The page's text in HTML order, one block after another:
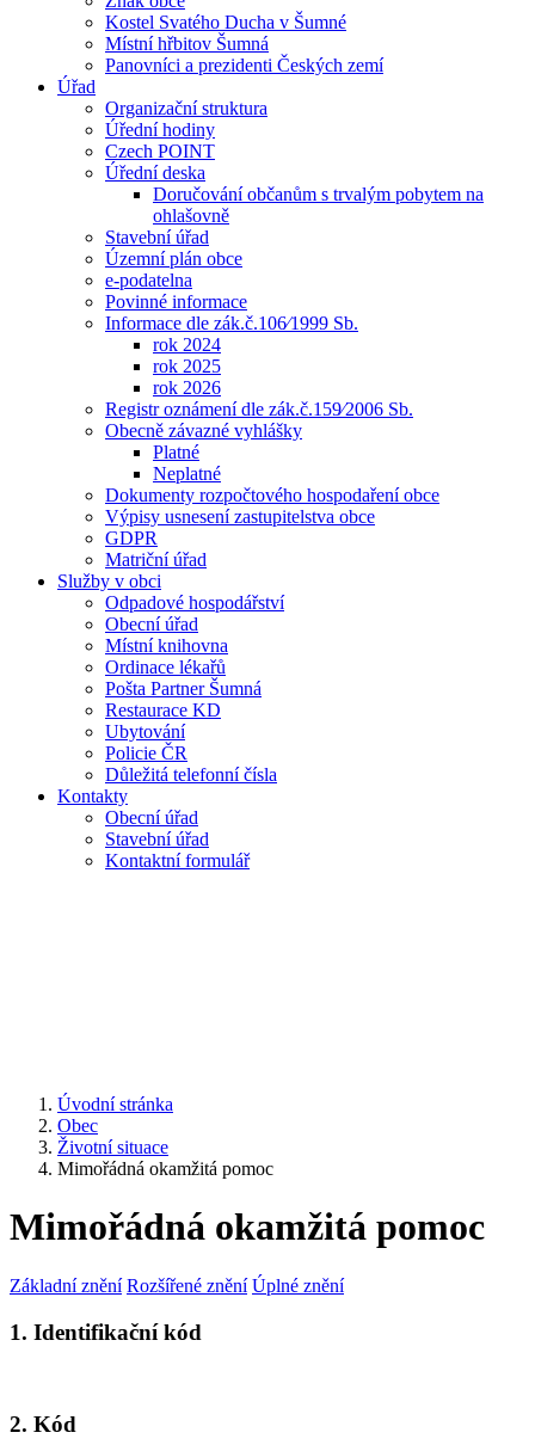
Kostel Svatého Ducha v Šumné
Místní hřbitov Šumná
Panovníci a prezidenti Českých zemí
Úřad
Organizační struktura
Úřední hodiny
Czech POINT
Úřední deska
Doručování občanům s trvalým pobytem na
ohlašovně
Stavební úřad
Územní plán obce
e-podatelna
Povinné informace
Informace dle zák.č.106⁄1999 Sb.
rok 2024
rok 2025
rok 2026
Registr oznámení dle zák.č.159⁄2006 Sb.
Obecně závazné vyhlášky
Platné
Neplatné
Dokumenty rozpočtového hospodaření obce
Výpisy usnesení zastupitelstva obce
GDPR
Matriční úřad
Služby v obci
Odpadové hospodářství
Obecní úřad
Místní knihovna
Ordinace lékařů
Pošta Partner Šumná
Restaurace KD
Ubytování
Policie ČR
Důležitá telefonní čísla
Kontakty
Obecní úřad
Stavební úřad
Kontaktní formulář
Úvodní stránka
Obec
Životní situace
Mimořádná okamžitá pomoc
Mimořádná okamžitá pomoc
Základní znění Rozšířené znění Úplné znění
1. Identifikační kód
2. Kód